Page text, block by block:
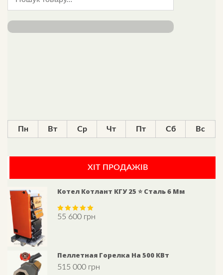
Пн Вт Ср Чт Пт Сб Вс
ХІТ ПРОДАЖІВ
Котел Котлант КГУ 25 ⭐ Сталь 6 Мм
Rated5.00
55 600 грн
Пеллетная Горелка На 500 КВт
515 000 грн